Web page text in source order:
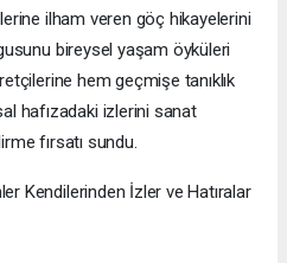
ilham veren göç hikayelerini
bireysel yaşam öyküleri
hem geçmişe tanıklık
hafızadaki izlerini sanat
fırsatı sundu.
Kendilerinden İzler ve Hatıralar